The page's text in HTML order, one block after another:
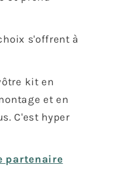
s'offrent à
kit en
et en
C'est hyper
partenaire